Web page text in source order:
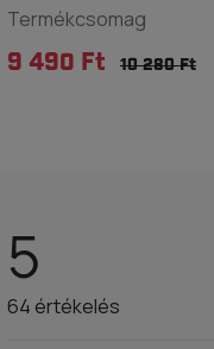
Termékcsomag
9 490 Ft 10 280 Ft
5
64 értékelés